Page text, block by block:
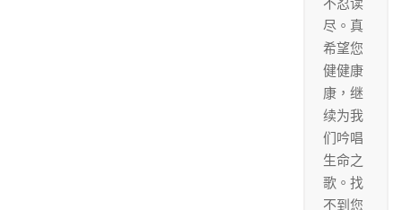
尽。真
希望您
健健康
康，继
续为我
们吟唱
生命之
歌。找
不到您